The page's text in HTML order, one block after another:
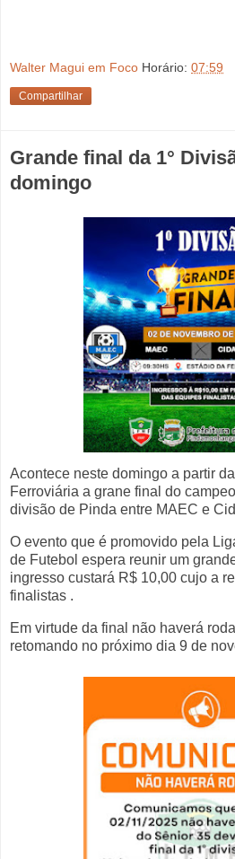
Walter Magui em Foco Horário: 07:59
Compartilhar
Grande final da 1°
domingo
Acontece neste domingo a partir
Ferroviária a grane final do
divisão de Pinda entre MAEC e
O evento que é promovido pela
de Futebol espera reunir um
ingresso custará R$ 10,00 cujo a
finalistas .
Em virtude da final não haverá
retomando no próximo dia 9 de